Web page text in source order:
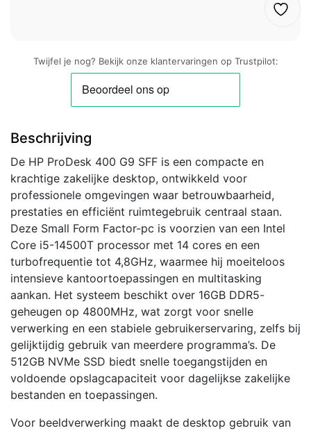
Twijfel je nog? Bekijk onze klantervaringen op Trustpilot:
Beschrijving
De HP ProDesk 400 G9 SFF is een compacte en
krachtige zakelijke desktop, ontwikkeld voor
professionele omgevingen waar betrouwbaarheid,
prestaties en efficiënt ruimtegebruik centraal staan.
Deze Small Form Factor-pc is voorzien van een Intel
Core i5-14500T processor met 14 cores en een
turbofrequentie tot 4,8GHz, waarmee hij moeiteloos
intensieve kantoortoepassingen en multitasking
aankan. Het systeem beschikt over 16GB DDR5-
geheugen op 4800MHz, wat zorgt voor snelle
verwerking en een stabiele gebruikerservaring, zelfs bij
gelijktijdig gebruik van meerdere programma’s. De
512GB NVMe SSD biedt snelle toegangstijden en
voldoende opslagcapaciteit voor dagelijkse zakelijke
bestanden en toepassingen.
Voor beeldverwerking maakt de desktop gebruik van